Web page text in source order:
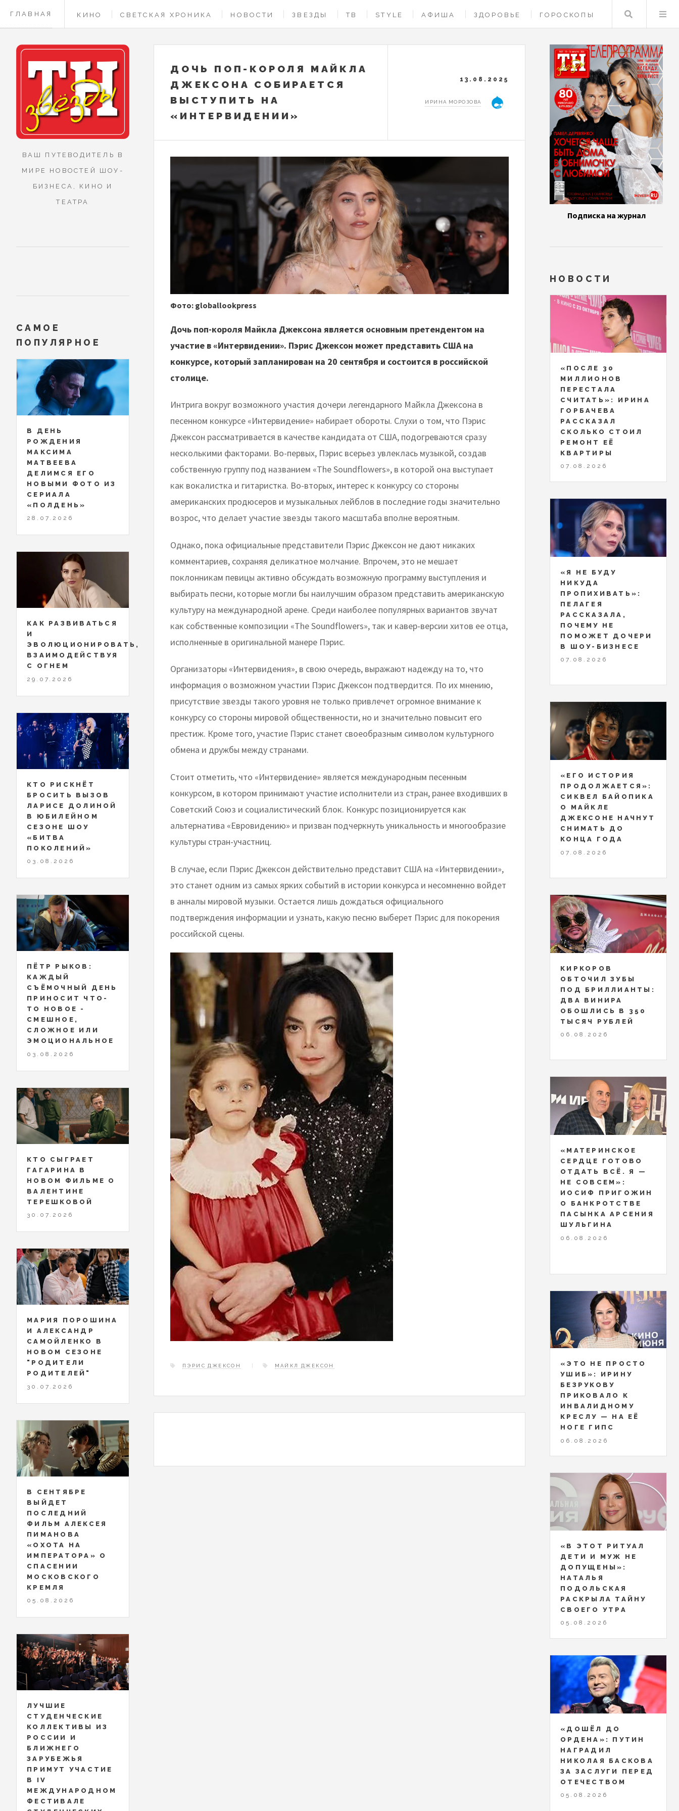
ГЛАВНАЯ КИНО СВЕТСКАЯ ХРОНИКА НОВОСТИ ЗВЕЗДЫ ТВ STYLE АФИША ЗДОРОВЬЕ ГОРОСКОПЫ
КОНТАКТЫ
Поиск
ДОЧЬ ПОП-КОРОЛЯ МАЙКЛА
ДЖЕКСОНА СОБИРАЕТСЯ
ВЫСТУПИТЬ НА
«ИНТЕРВИДЕНИИ»
13.08.2025
ИРИНА МОРОЗОВА
Фото: globallookpress
Дочь поп-короля Майкла Джексона является основным претендентом на
участие в «Интервидении». Пэрис Джексон может представить США на
конкурсе, который запланирован на 20 сентября и состоится в российской
столице.
Интрига вокруг возможного участия дочери легендарного Майкла Джексона в
песенном конкурсе «Интервидение» набирает обороты. Слухи о том, что Пэрис
Джексон рассматривается в качестве кандидата от США, подогреваются сразу
несколькими факторами. Во-первых, Пэрис всерьез увлеклась музыкой, создав
собственную группу под названием «The Soundflowers», в которой она выступает
как вокалистка и гитаристка. Во-вторых, интерес к конкурсу со стороны
американских продюсеров и музыкальных лейблов в последние годы значительно
возрос, что делает участие звезды такого масштаба вполне вероятным.
Однако, пока официальные представители Пэрис Джексон не дают никаких
комментариев, сохраняя деликатное молчание. Впрочем, это не мешает
поклонникам певицы активно обсуждать возможную программу выступления и
выбирать песни, которые могли бы наилучшим образом представить американскую
культуру на международной арене. Среди наиболее популярных вариантов звучат
как собственные композиции «The Soundflowers», так и кавер-версии хитов ее отца,
исполненные в оригинальной манере Пэрис.
Организаторы «Интервидения», в свою очередь, выражают надежду на то, что
информация о возможном участии Пэрис Джексон подтвердится. По их мнению,
присутствие звезды такого уровня не только привлечет огромное внимание к
конкурсу со стороны мировой общественности, но и значительно повысит его
престиж. Кроме того, участие Пэрис станет своеобразным символом культурного
обмена и дружбы между странами.
Стоит отметить, что «Интервидение» является международным песенным
конкурсом, в котором принимают участие исполнители из стран, ранее входивших в
Советский Союз и социалистический блок. Конкурс позиционируется как
альтернатива «Евровидению» и призван подчеркнуть уникальность и многообразие
культуры стран-участниц.
В случае, если Пэрис Джексон действительно представит США на «Интервидении»,
это станет одним из самых ярких событий в истории конкурса и несомненно войдет
в анналы мировой музыки. Остается лишь дождаться официального
подтверждения информации и узнать, какую песню выберет Пэрис для покорения
российской сцены.
ПЭРИС ДЖЕКСОН МАЙКЛ ДЖЕКСОН
ВАШ ПУТЕВОДИТЕЛЬ В
МИРЕ НОВОСТЕЙ ШОУ-
БИЗНЕСА, КИНО И
ТЕАТРА
САМОЕ
ПОПУЛЯРНОЕ
В ДЕНЬ
РОЖДЕНИЯ
МАКСИМА
МАТВЕЕВА
ДЕЛИМСЯ ЕГО
НОВЫМИ ФОТО ИЗ
СЕРИАЛА
«ПОЛДЕНЬ»
28.07.2026
КАК РАЗВИВАТЬСЯ
И
ЭВОЛЮЦИОНИРОВАТЬ,
ВЗАИМОДЕЙСТВУЯ
С ОГНЕМ
29.07.2026
КТО РИСКНЁТ
БРОСИТЬ ВЫЗОВ
ЛАРИСЕ ДОЛИНОЙ
В ЮБИЛЕЙНОМ
СЕЗОНЕ ШОУ
«БИТВА
ПОКОЛЕНИЙ»
03.08.2026
ПЁТР РЫКОВ:
КАЖДЫЙ
СЪЁМОЧНЫЙ ДЕНЬ
ПРИНОСИТ ЧТО-
ТО НОВОЕ -
СМЕШНОЕ,
СЛОЖНОЕ ИЛИ
ЭМОЦИОНАЛЬНОЕ
03.08.2026
КТО СЫГРАЕТ
ГАГАРИНА В
НОВОМ ФИЛЬМЕ О
ВАЛЕНТИНЕ
ТЕРЕШКОВОЙ
30.07.2026
МАРИЯ ПОРОШИНА
И АЛЕКСАНДР
САМОЙЛЕНКО В
НОВОМ СЕЗОНЕ
"РОДИТЕЛИ
РОДИТЕЛЕЙ"
30.07.2026
В СЕНТЯБРЕ
ВЫЙДЕТ
ПОСЛЕДНИЙ
ФИЛЬМ АЛЕКСЕЯ
ПИМАНОВА
«ОХОТА НА
ИМПЕРАТОРА» О
СПАСЕНИИ
МОСКОВСКОГО
КРЕМЛЯ
05.08.2026
ЛУЧШИЕ
СТУДЕНЧЕСКИЕ
КОЛЛЕКТИВЫ ИЗ
РОССИИ И
БЛИЖНЕГО
ЗАРУБЕЖЬЯ
ПРИМУТ УЧАСТИЕ
В IV
МЕЖДУНАРОДНОМ
ФЕСТИВАЛЕ
Подписка на журнал
НОВОСТИ
«ПОСЛЕ 30
МИЛЛИОНОВ
ПЕРЕСТАЛА
СЧИТАТЬ»: ИРИНА
ГОРБАЧЕВА
РАССКАЗАЛ
СКОЛЬКО СТОИЛ
РЕМОНТ ЕЁ
КВАРТИРЫ
07.08.2026
«Я НЕ БУДУ
НИКУДА
ПРОПИХИВАТЬ»:
ПЕЛАГЕЯ
РАССКАЗАЛА,
ПОЧЕМУ НЕ
ПОМОЖЕТ ДОЧЕРИ
В ШОУ-БИЗНЕСЕ
07.08.2026
«ЕГО ИСТОРИЯ
ПРОДОЛЖАЕТСЯ»:
СИКВЕЛ БАЙОПИКА
О МАЙКЛЕ
ДЖЕКСОНЕ НАЧНУТ
СНИМАТЬ ДО
КОНЦА ГОДА
07.08.2026
КИРКОРОВ
ОБТОЧИЛ ЗУБЫ
ПОД БРИЛЛИАНТЫ:
ДВА ВИНИРА
ОБОШЛИСЬ В 350
ТЫСЯЧ РУБЛЕЙ
06.08.2026
«МАТЕРИНСКОЕ
СЕРДЦЕ ГОТОВО
ОТДАТЬ ВСЁ. Я —
НЕ СОВСЕМ»:
ИОСИФ ПРИГОЖИН
О БАНКРОТСТВЕ
ПАСЫНКА АРСЕНИЯ
ШУЛЬГИНА
06.08.2026
«ЭТО НЕ ПРОСТО
УШИБ»: ИРИНУ
БЕЗРУКОВУ
ПРИКОВАЛО К
ИНВАЛИДНОМУ
КРЕСЛУ — НА ЕЁ
НОГЕ ГИПС
06.08.2026
«В ЭТОТ РИТУАЛ
ДЕТИ И МУЖ НЕ
ДОПУЩЕНЫ»:
НАТАЛЬЯ
ПОДОЛЬСКАЯ
РАСКРЫЛА ТАЙНУ
СВОЕГО УТРА
05.08.2026
«ДОШЁЛ ДО
ОРДЕНА»: ПУТИН
НАГРАДИЛ
НИКОЛАЯ БАСКОВА
ЗА ЗАСЛУГИ ПЕРЕД
ОТЕЧЕСТВОМ
05.08.2026